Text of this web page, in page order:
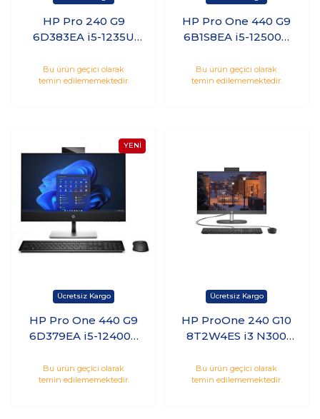
HP Pro 240 G9
6D383EA i5-1235U
Freedos
Bu ürün geçici olarak
temin edilememektedir.
HP Pro One 440 G9
6B1S8EA i5-12500T
Freedos
Bu ürün geçici olarak
temin edilememektedir.
HP Pro One 440 G9
6D379EA i5-12400T
SSD 23.8 Freedos
Bu ürün geçici olarak
temin edilememektedir.
HP ProOne 240 G10
8T2W4ES i3 N300
inç FreeDos All in
One
Bu ürün geçici olarak
temin edilememektedir.